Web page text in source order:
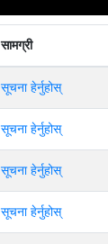
सामग्री
सूचना हेर्नुहोस्
सूचना हेर्नुहोस्
सूचना हेर्नुहोस्
सूचना हेर्नुहोस्